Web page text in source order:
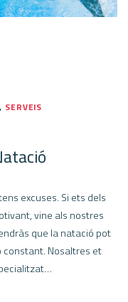
, SERVEIS
excuses. Si ets dels
vine als nostres
que la natació pot
Nosaltres et